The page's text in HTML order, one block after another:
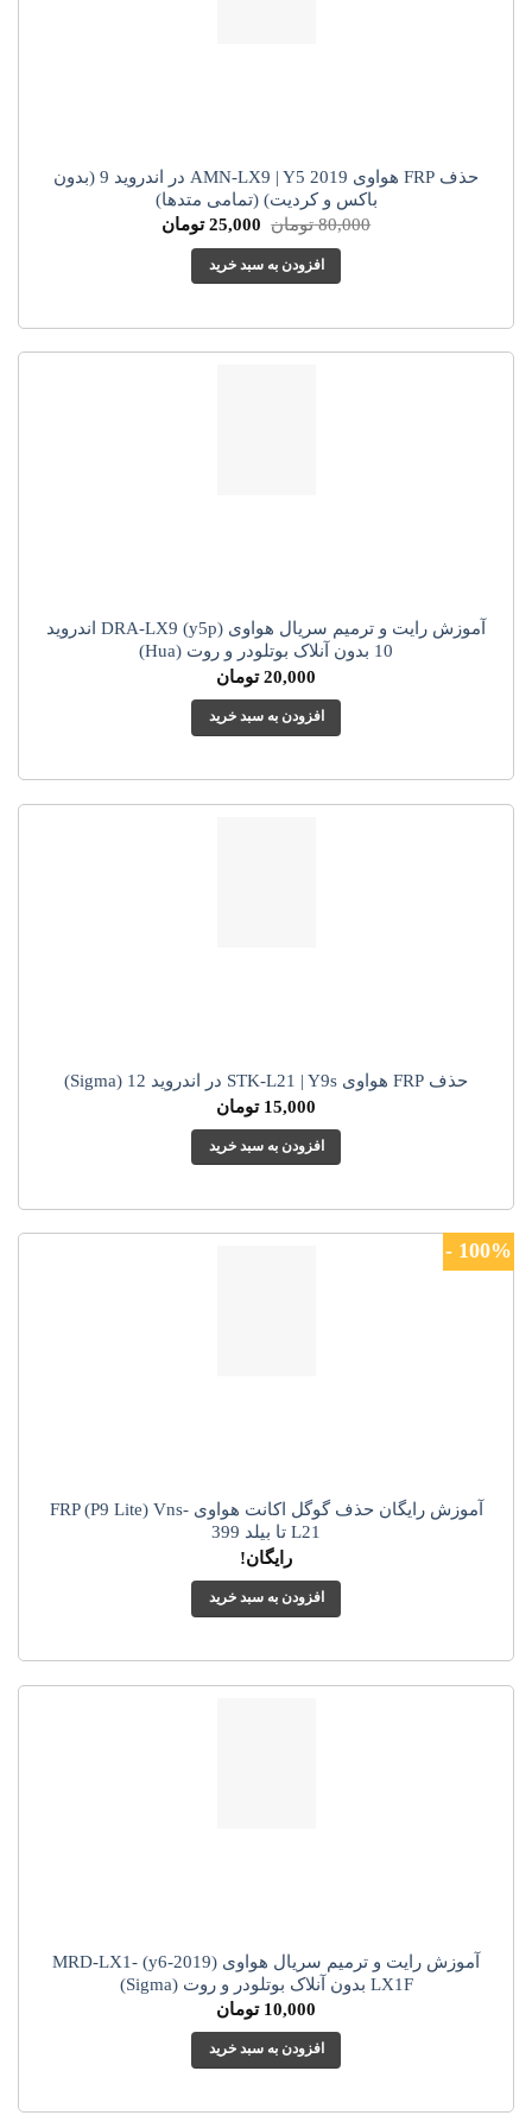
حذف FRP هواوی AMN-LX9 | Y5 2019 در اندروید 9 (بدون
باکس و کردیت) (تمامی متدها)
80,000 تومان قیمت
بود.
25,000 تومان
افزودن به سبد خرید
آموزش رایت و ترمیم سریال هواوی (y5p) DRA-LX9 اندروید
10 بدون آنلاک بوتلودر و روت (Hua)
20,000 تومان
افزودن به سبد خرید
حذف FRP هواوی STK-L21 | Y9s در اندروید 12 (Sigma)
15,000 تومان
افزودن به سبد خرید
100% -
آموزش رایگان حذف گوگل اکانت هواوی FRP (P9 Lite) Vns-
L21 تا بیلد 399
رایگان!
افزودن به سبد خرید
آموزش رایت و ترمیم سریال هواوی (y6-2019) MRD-LX1-
LX1F بدون آنلاک بوتلودر و روت (Sigma)
10,000 تومان
افزودن به سبد خرید